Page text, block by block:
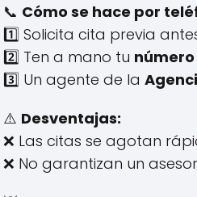
📞 Cómo se hace por
1️⃣ Solicita cita previa
2️⃣ Ten a mano tu
3️⃣ Un agente de la
⚠️ Desventajas:
❌ Las citas se agotan
❌ No garantizan un